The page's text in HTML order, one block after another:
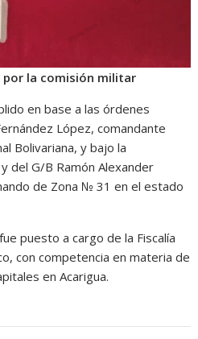
por la comisión militar
en base a las órdenes
López, comandante
Bolivariana, y bajo la
del G/B Ramón Alexander
de Zona № 31 en el estado
puesto a cargo de la Fiscalía
con competencia en materia de
en Acarigua.